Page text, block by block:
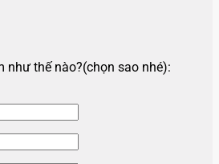
như thế nào?(chọn sao nhé):